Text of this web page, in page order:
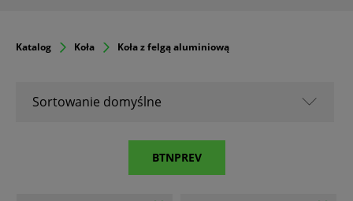
Katalog Koła Koła z felgą aluminiową
Sortowanie domyślne
Sortowanie domyślne
BTNPREV